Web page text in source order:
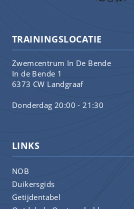
TRAININGSLOCATIE
Zwemcentrum In De Bende
In de Bende 1
6373 CW Landgraaf
Donderdag 20:00 - 21:30
LINKS
NOB
Duikersgids
Getijdentabel